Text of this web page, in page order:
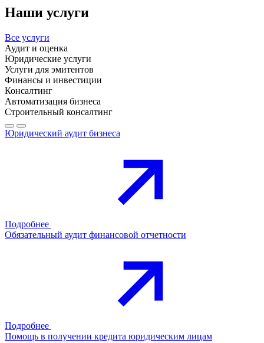
Наши услуги
Все услуги
Аудит и оценка
Юридические услуги
Услуги для эмитентов
Финансы и инвестиции
Консалтинг
Автоматизация бизнеса
Строительный консалтинг
Юридический аудит бизнеса
Подробнее
Обязательный аудит финансовой отчетности
Подробнее
Помощь в получении кредита юридическим лицам